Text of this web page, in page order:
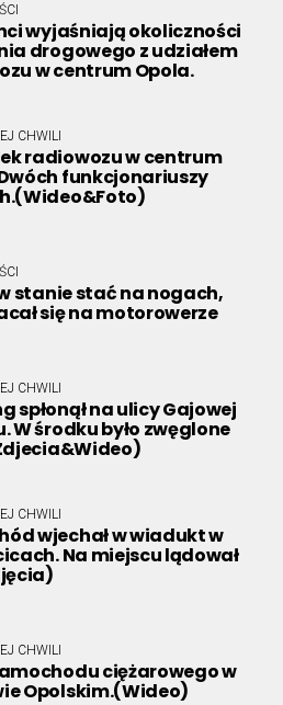
wyjaśniają okoliczności
drogowego z udziałem
w centrum Opola.
CHWILI
radiowozu w centrum
funkcjonariuszy
w stanie stać na nogach,
się na motorowerze
CHWILI
spłonął na ulicy Gajowej
W środku było zwęglone
CHWILI
wjechał w wiadukt w
Na miejscu lądował
CHWILI
ciężarowego w
Opolskim.(Wideo)